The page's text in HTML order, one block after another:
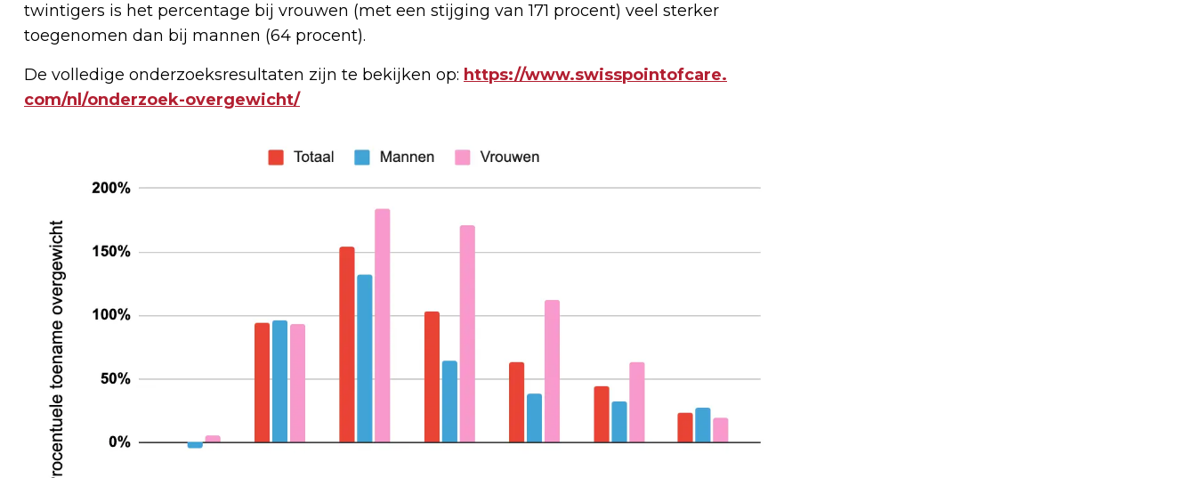
twintigers is het percentage bij vrouwen (met een stijging van 171 procent) veel sterker
toegenomen dan bij mannen (64 procent).
De volledige onderzoeksresultaten zijn te bekijken op: https://www.swisspointofcare.
com/nl/onderzoek-overgewicht/